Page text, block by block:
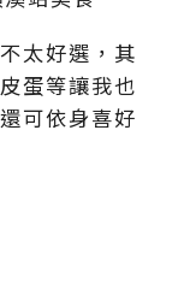
太好選，其
蛋等讓我也
可依身喜好